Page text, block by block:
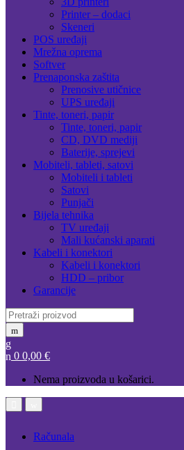
Printer – dodaci
Skeneri
POS uređaji
Mrežna oprema
Softver
Prenaponska zaštita
Prenosive utičnice
UPS uređaji
Tinte, toneri, papir
Tinte, toneri, papir
CD, DVD mediji
Baterije, sprejevi
Mobiteli, tableti, satovi
Mobiteli i tableti
Satovi
Punjači
Bijela tehnika
TV uređaji
Mali kućanski aparati
Kabeli i konektori
Kabeli i konektori
HDD – pribor
Garancije
Search
for:
0 0,00 €
Nema proizvoda u košarici.
Računala